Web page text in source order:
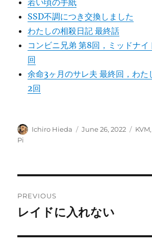
若い頃の手紙
SSD不調につき交換しました
わたしの相殺日記 最終話
コンビニ兄弟 第8回，ミッドナイ
回
余命3ヶ月のサレ夫 最終回，わた
2回
Author
Ichiro Hieda
Posted
June 26, 2022 KVM,
Pi
navigation
PREVIOUS
Previous
レイドに入れない